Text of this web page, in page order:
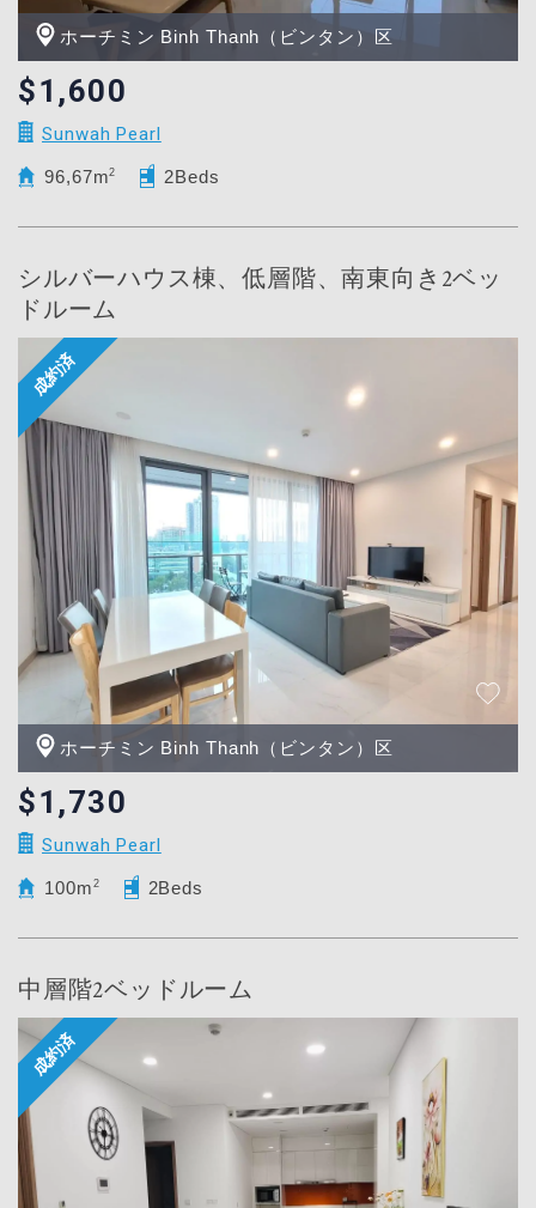
ホーチミン Binh Thanh（ビンタン）区
$1,600
Sunwah Pearl
96,67m2 2Beds
シルバーハウス棟、低層階、南東向き2ベッ
ドルーム
ホーチミン Binh Thanh（ビンタン）区
$1,730
Sunwah Pearl
100m 2 2Beds
中層階2ベッドルーム